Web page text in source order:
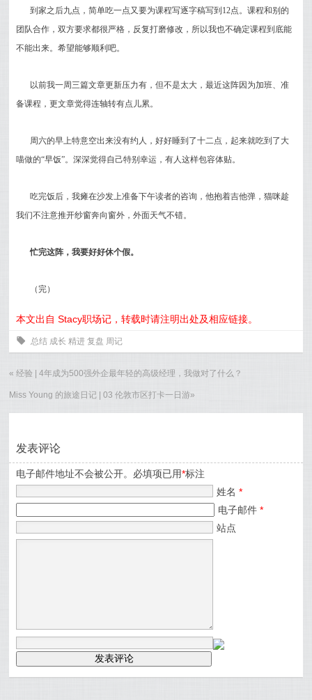
到家之后九点，简单吃一点又要为课程写逐字稿写到12点。课程和别的
团队合作，双方要求都很严格，反复打磨修改，所以我也不确定课程到底能
不能出来。希望能够顺利吧。
以前我一周三篇文章更新压力有，但不是太大，最近这阵因为加班、准
备课程，更文章觉得连轴转有点儿累。
周六的早上特意空出来没有约人，好好睡到了十二点，起来就吃到了大
喵做的“早饭”。深深觉得自己特别幸运，有人这样包容体贴。
吃完饭后，我瘫在沙发上准备下午读者的咨询，他抱着吉他弹，猫咪趁
我们不注意推开纱窗奔向窗外，外面天气不错。
忙完这阵，我要好好休个假。
（完）
本文出自 Stacy职场记，转载时请注明出处及相应链接。
0 总结 成长 精进 复盘 周记
«经验 | 4年成为500强外企最年轻的高级经理，我做对了什么？
Miss Young 的旅途日记 | 03 伦敦市区打卡一日游»
发表评论
电子邮件地址不会被公开。必填项已用*标注
姓名*
电子邮件*
站点